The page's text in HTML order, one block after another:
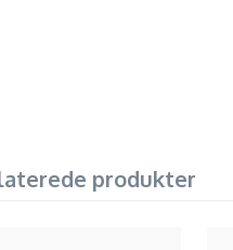
produkter